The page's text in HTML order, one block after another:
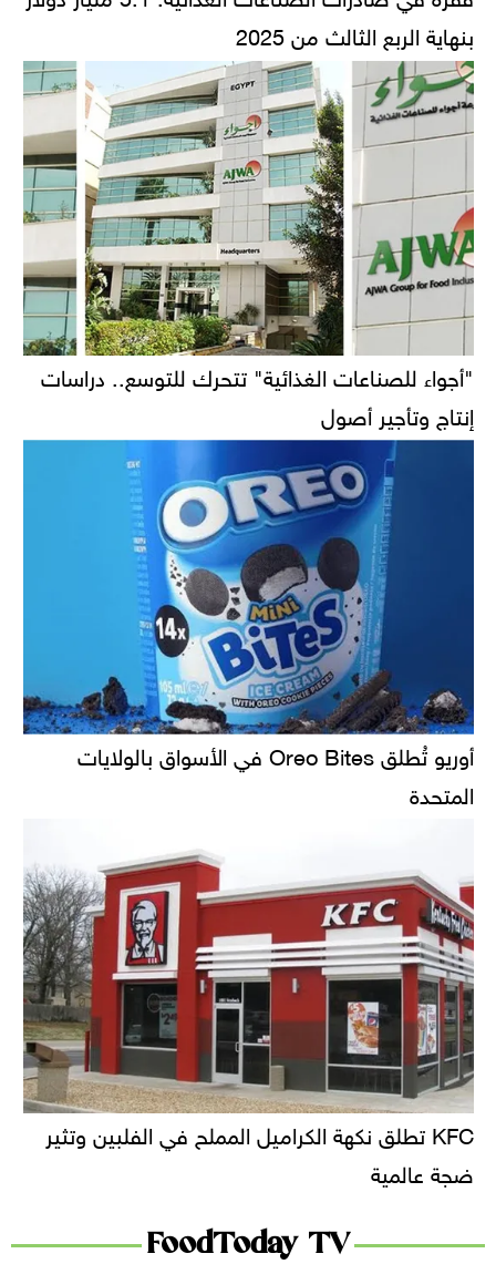
بنهاية الربع الثالث من 2025
"أجواء للصناعات الغذائية" تتحرك للتوسع.. دراسات
إنتاج وتأجير أصول
أوريو تُطلق Oreo Bites في الأسواق بالولايات
المتحدة
KFC تطلق نكهة الكراميل المملح في الفلبين وتثير
ضجة عالمية
FoodToday TV